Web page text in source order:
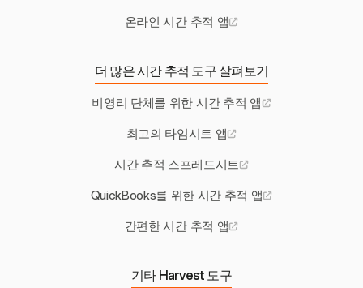
온라인 시간 추적 앱
더 많은 시간 추적 도구 살펴보기
비영리 단체를 위한 시간 추적 앱
최고의 타임시트 앱
시간 추적 스프레드시트
QuickBooks를 위한 시간 추적 앱
간편한 시간 추적 앱
기타 Harvest 도구